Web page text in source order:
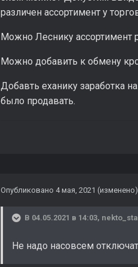
различен ассортимент у
Можно Леснику ассортимент
Можно добавить к обмену
Добавть еханику заработка
было продавать.
Опубликовано 4 мая, 2021 (изменено)
В 04.05.2021 в 14:03,
Не надо насовсем